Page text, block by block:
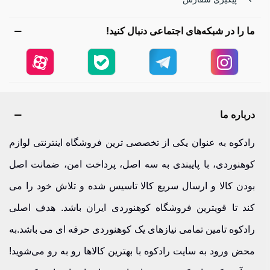
چادرها را به گزینه‌ای محبوب برای کمپینگ جنگلی و کوهنوردی
سبک تبدیل کرده است. اگر قصد شب‌مانی در جنگل‌های رامسر یا
سفرهای طبیعت‌گردی آخر هفته را دارید، این دسته دقیقاً برای
شما طراحی شده است.
عالی است. استحکام بالا، فضای داخلی مناسب و مقاومت در
برابر باران‌های ناگهانی جنگل‌های شمال، این چادرها را به انتخابی
هوشمندانه تبدیل می‌کند. تجربه کمپ امن در دل دالان بهشت، با
این مدل‌ها واقعی‌تر می‌شود.
چادر دو تا سه نفره | انعطاف‌پذیر و کاربردی
ما را در شبکه‌های اجتماعی دنبال کنید!
درباره ما
رادکوه به عنوان یکی از تخصصی ترین فروشگاه اینترنتی لوازم
کوهنوردی، با پایبندی به سه اصل، پرداخت امن، ضمانت اصل
بودن کالا و ارسال سریع کالا تاسیس شده و تلاش خود را می
کند تا قویترین فروشگاه کوهنوردی ایران باشد. هدف اصلی
رادکوه تامین تمامی نیازهای یک کوهنوردی حرفه ای می باشد.به
محض ورود به سایت رادکوه با بهترین کالاها رو به رو می‌شوید!